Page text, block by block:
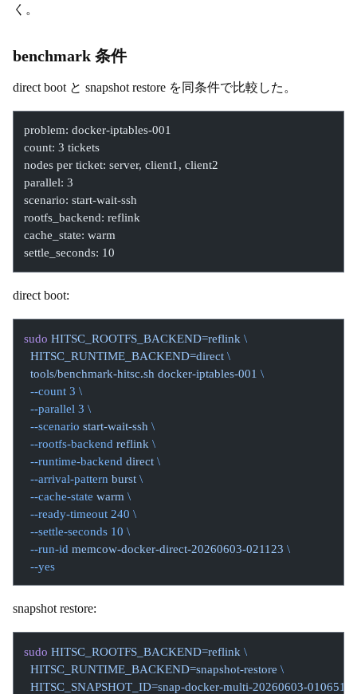
く。
benchmark 条件
direct boot と snapshot restore を同条件で比較した。
problem: docker-iptables-001
count: 3 tickets
nodes per ticket: server, client1, client2
parallel: 3
scenario: start-wait-ssh
rootfs_backend: reflink
cache_state: warm
settle_seconds: 10
direct boot:
sudo HITSC_ROOTFS_BACKEND=reflink \
  HITSC_RUNTIME_BACKEND=direct
\
  tools/benchmark-hitsc.sh
docker-iptables-001 \
  --count
3 \
  --parallel
3 \
  --scenario
start-wait-ssh \
  --rootfs-backend
reflink \
  --runtime-backend
direct \
  --arrival-pattern
burst \
  --cache-state
warm \
  --ready-timeout
240 \
  --settle-seconds
10 \
  --run-id
memcow-docker-direct-20260603-021123 \
  --yes
snapshot restore:
sudo HITSC_ROOTFS_BACKEND=reflink \
  HITSC_RUNTIME_BACKEND=snapshot-restore
\
  HITSC_SNAPSHOT_ID=snap-docker-multi-20260603-010651